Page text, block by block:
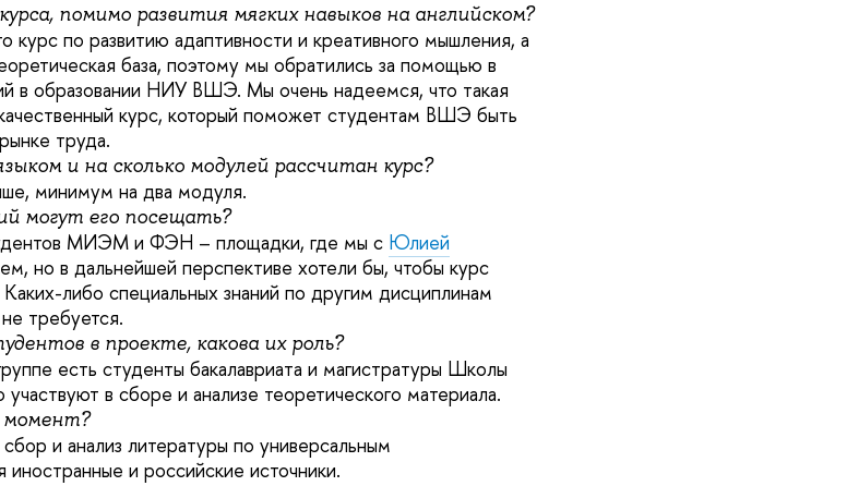
помимо развития мягких навыков на английском?
по развитию адаптивности и креативного мышления, а
база, поэтому мы обратились за помощью в
в образовании НИУ ВШЭ. Мы очень надеемся, что такая
курс, который поможет студентам ВШЭ быть
труда.
и на сколько модулей рассчитан курс?
минимум на два модуля.
могут его посещать?
МИЭМ и ФЭН – площадки, где мы с Юлией
но в дальнейшей перспективе хотели бы, чтобы курс
либо специальных знаний по другим дисциплинам
требуется.
в проекте, какова их роль?
есть студенты бакалавриата и магистратуры Школы
в сборе и анализе теоретического материала.
момент?
и анализ литературы по универсальным
и российские источники.